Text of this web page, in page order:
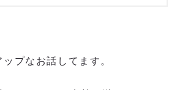
プなお話してます。